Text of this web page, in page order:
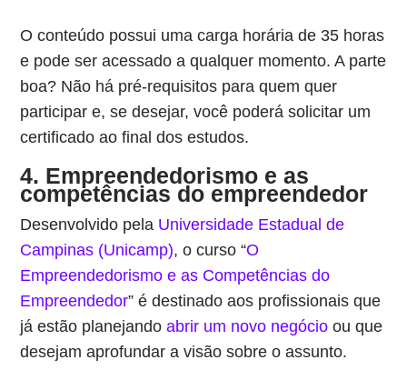
O conteúdo possui uma carga horária de 35 horas
e pode ser acessado a qualquer momento. A parte
boa? Não há pré-requisitos para quem quer
participar e, se desejar, você poderá solicitar um
certificado ao final dos estudos.
4. Empreendedorismo e as
competências do empreendedor
Desenvolvido pela Universidade Estadual de
Campinas (Unicamp), o curso “O
Empreendedorismo e as Competências do
Empreendedor” é destinado aos profissionais que
já estão planejandoabrir um novo negócio ou que
desejam aprofundar a visão sobre o assunto.